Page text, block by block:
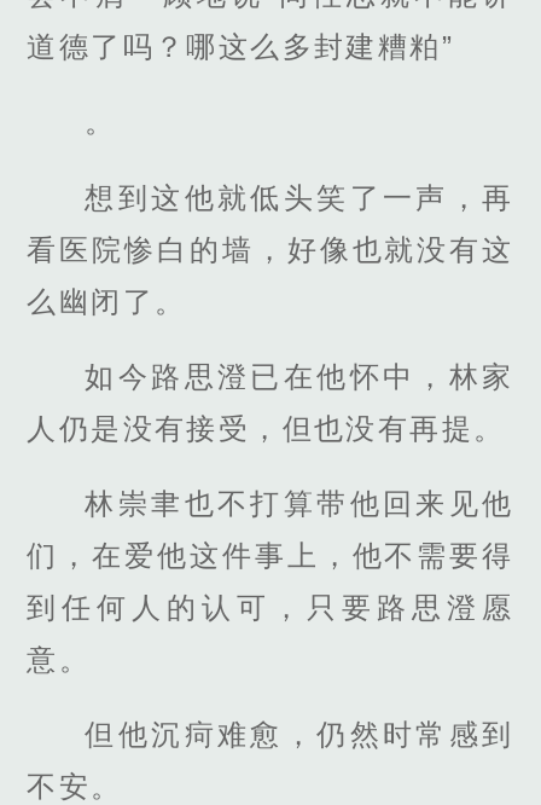
道德了吗？哪这么多封建糟粕”
。
想到这他就低头笑了一声，再
看医院惨白的墙，好像也就没有这
么幽闭了。
如今路思澄已在他怀中，林家
人仍是没有接受，但也没有再提。
林崇聿也不打算带他回来见他
们，在爱他这件事上，他不需要得
到任何人的认可，只要路思澄愿
意。
但他沉疴难愈，仍然时常感到
不安。